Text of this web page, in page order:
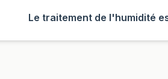
Le traitement de l'humidité